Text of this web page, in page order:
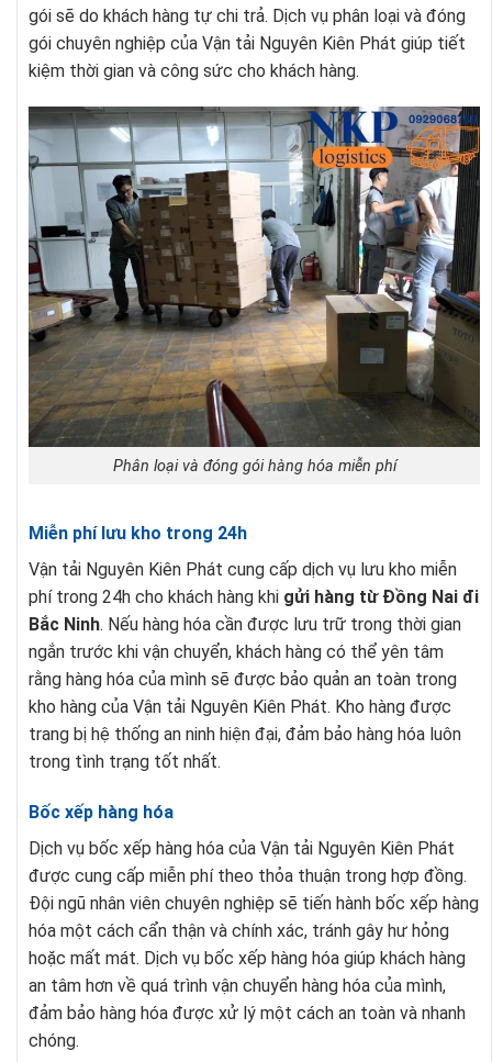
gói sẽ do khách hàng tự chi trả. Dịch vụ phân loại và đóng
gói chuyên nghiệp của Vận tải Nguyên Kiên Phát giúp tiết
kiệm thời gian và công sức cho khách hàng.
Phân loại và đóng gói hàng hóa miễn phí
Miễn phí lưu kho trong 24h
Vận tải Nguyên Kiên Phát cung cấp dịch vụ lưu kho miễn
phí trong 24h cho khách hàng khi gửi hàng từ Đồng Nai đi
Bắc Ninh. Nếu hàng hóa cần được lưu trữ trong thời gian
ngắn trước khi vận chuyển, khách hàng có thể yên tâm
rằng hàng hóa của mình sẽ được bảo quản an toàn trong
kho hàng của Vận tải Nguyên Kiên Phát. Kho hàng được
trang bị hệ thống an ninh hiện đại, đảm bảo hàng hóa luôn
trong tình trạng tốt nhất.
Bốc xếp hàng hóa
Dịch vụ bốc xếp hàng hóa của Vận tải Nguyên Kiên Phát
được cung cấp miễn phí theo thỏa thuận trong hợp đồng.
Đội ngũ nhân viên chuyên nghiệp sẽ tiến hành bốc xếp hàng
hóa một cách cẩn thận và chính xác, tránh gây hư hỏng
hoặc mất mát. Dịch vụ bốc xếp hàng hóa giúp khách hàng
an tâm hơn về quá trình vận chuyển hàng hóa của mình,
đảm bảo hàng hóa được xử lý một cách an toàn và nhanh
chóng.